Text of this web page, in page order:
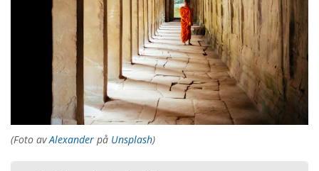
(Foto avAlexander på Unsplash)